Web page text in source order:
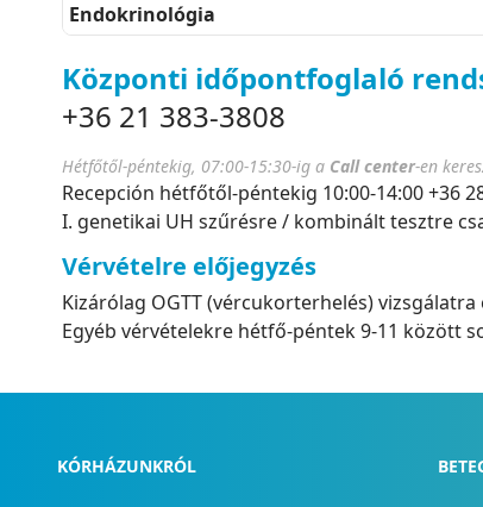
Endokrinológia
Központi időpontfoglaló
+36 21 383-3808
Hétfőtől-péntekig, 07:00-15:30-ig a Call center-en
Recepción hétfőtől-péntekig 10:00-14:00 +36
I. genetikai UH szűrésre / kombinált tesztre
Vérvételre előjegyzés
Kizárólag OGTT (vércukorterhelés)
Egyéb vérvételekre hétfő-péntek 9-11 között
KÓRHÁZUNKRÓL